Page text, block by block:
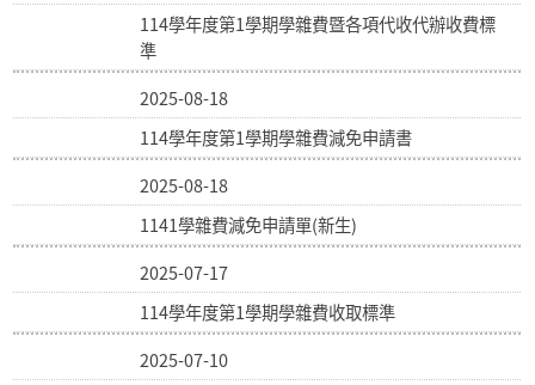
114學年度第1學期學雜費暨各項代收代辦收費標
準
2025-08-18
114學年度第1學期學雜費減免申請書
2025-08-18
1141學雜費減免申請單(新生)
2025-07-17
114學年度第1學期學雜費收取標準
2025-07-10